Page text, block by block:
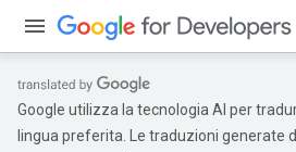
Google utilizza la tecnologia AI per
lingua preferita. Le traduzioni generate